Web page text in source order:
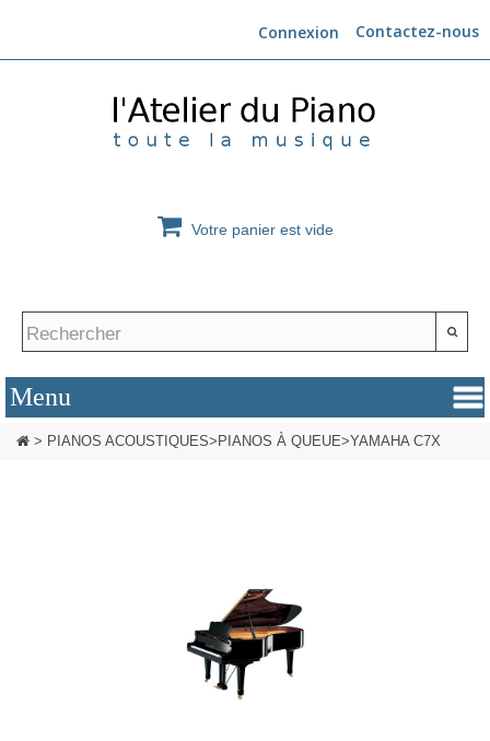
Contactez-nous
Connexion
Votre panier est vide
> PIANOS ACOUSTIQUES> PIANOS À QUEUE>YAMAHA C7X